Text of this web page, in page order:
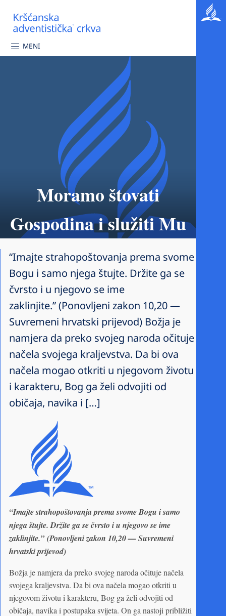
MENI
Moramo štovati
Gospodina i služiti Mu
“Imajte strahopoštovanja prema svome
Bogu i samo njega štujte. Držite ga se
čvrsto i u njegovo se ime
zaklinjite.” (Ponovljeni zakon 10,20 —
Suvremeni hrvatski prijevod) Božja je
namjera da preko svojeg naroda očituje
načela svojega kraljevstva. Da bi ova
načela mogao otkriti u njegovom životu
i karakteru, Bog ga želi odvojiti od
običaja, navika i […]
“Imajte strahopoštovanja prema svome Bogu i samo
njega štujte. Držite ga se čvrsto i u njegovo se ime
zaklinjite.” (Ponovljeni zakon 10,20 — Suvremeni
hrvatski prijevod)
Božja je namjera da preko svojeg naroda očituje načela
svojega kraljevstva. Da bi ova načela mogao otkriti u
njegovom životu i karakteru, Bog ga želi odvojiti od
običaja, navika i postupaka svijeta. On ga nastoji približiti